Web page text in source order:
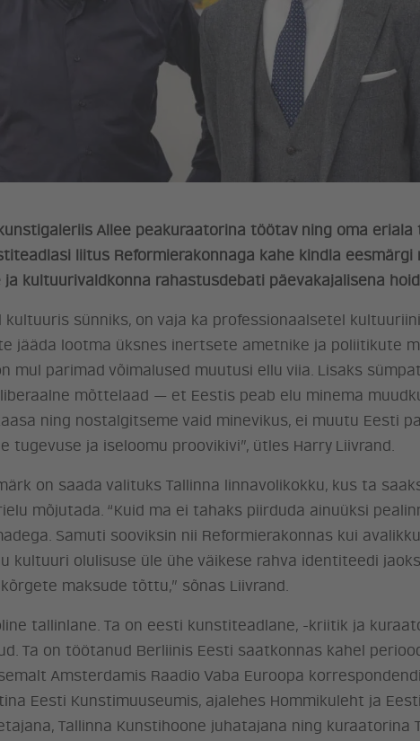
Allee peakuraatorina töötav ning oma eriala
liitus Reformierakonnaga kahe kindla
kultuurivaldkonna rahastusdebati päevakajalisena
kultuuris sünniks, on vaja ka professionaalsetel
jääda lootma üksnes inertsete ametnike ja poliitikute
mul parimad võimalused muutusi ellu viia. Lisaks
mõttelaad — et Eestis peab elu minema
ning nostalgitseme vaid minevikus, ei muutu Eesti
tugevuse ja iseloomu proovikivi”, ütles Harry Liivrand.
on saada valituks Tallinna linnavolikokku, kus ta
mõjutada. “Kuid ma ei tahaks piirduda ainuüksi
Samuti sooviksin nii Reformierakonnas kui
kultuuri olulisuse üle ühe väikese rahva identiteedi
maksude tõttu,” sõnas Liivrand.
tallinlane. Ta on eesti kunstiteadlane, -kriitik ja
Ta on töötanud Berliinis Eesti saatkonnas kahel
Amsterdamis Raadio Vaba Euroopa
Eesti Kunstimuuseumis, ajalehes Hommikuleht ja
Tallinna Kunstihoone juhatajana ning kuraatorina